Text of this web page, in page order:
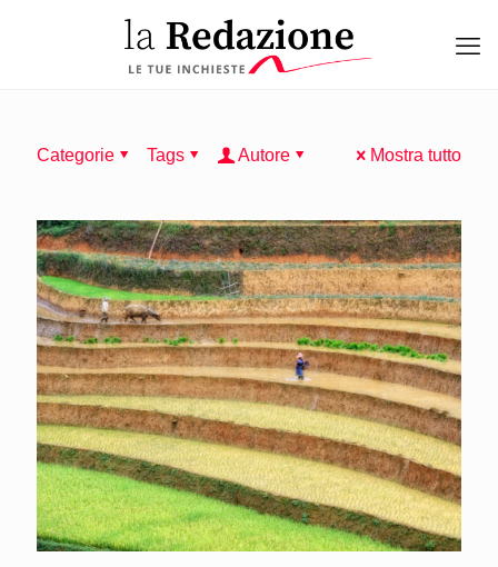
Categorie Tags Autore Mostra tutto